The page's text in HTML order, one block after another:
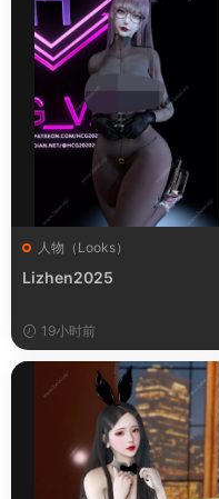
人物（Looks）
Lizhen2025
19小时前